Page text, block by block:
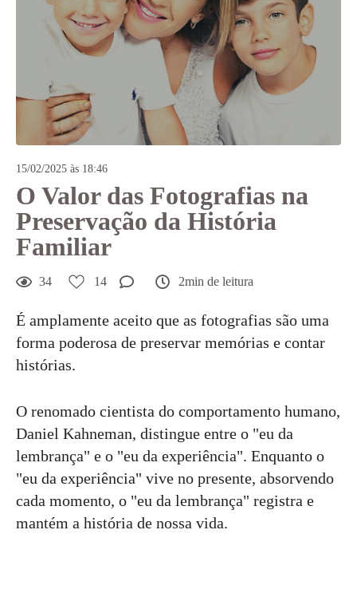
15/02/2025 às 18:46
O Valor das Fotografias na
Preservação da História
Familiar
34 14 2min de leitura
É amplamente aceito que as fotografias são uma
forma poderosa de preservar memórias e contar
histórias.
O renomado cientista do comportamento humano,
Daniel Kahneman, distingue entre o "eu da
lembrança" e o "eu da experiência". Enquanto o
"eu da experiência" vive no presente, absorvendo
cada momento, o "eu da lembrança" registra e
mantém a história de nossa vida.